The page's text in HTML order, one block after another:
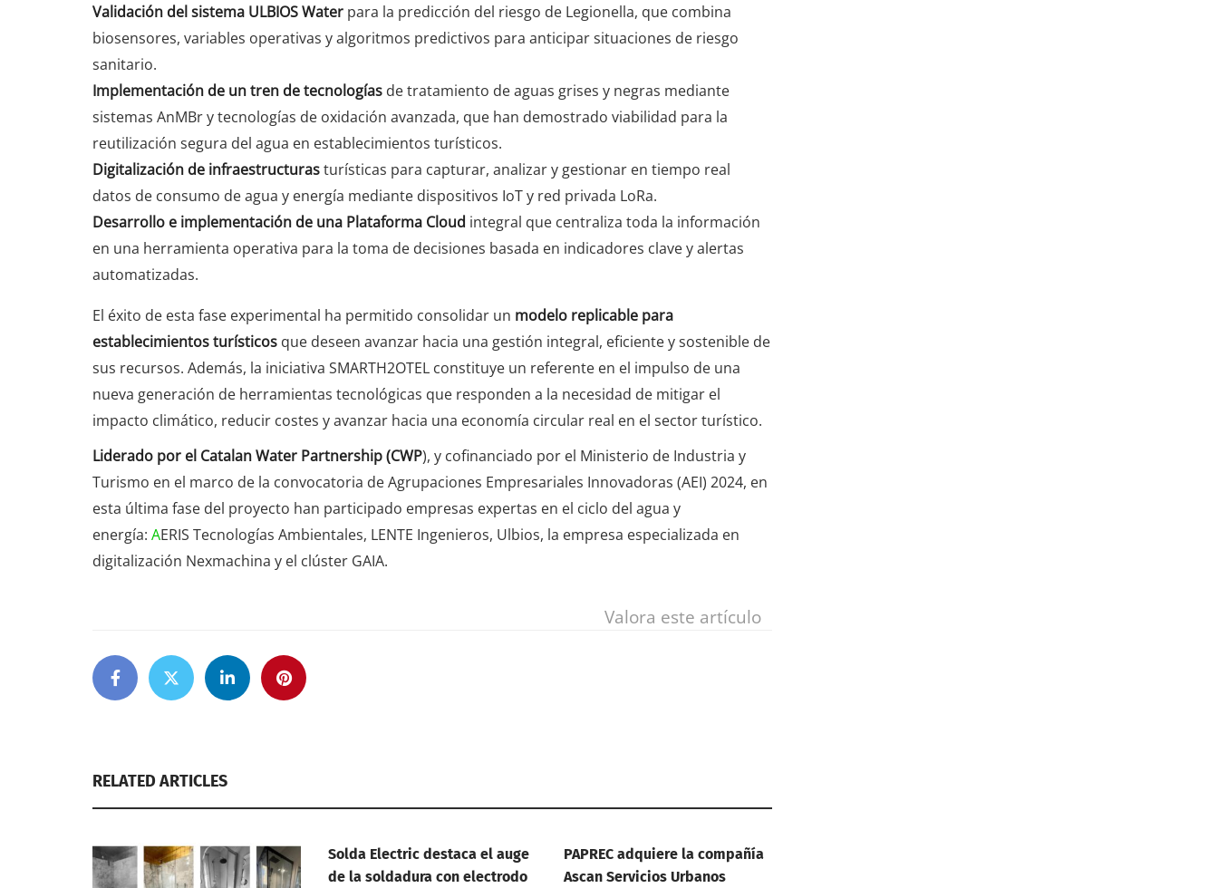
Validación del sistema ULBIOS Water para la predicción del riesgo de Legionella, que combina
biosensores, variables operativas y algoritmos predictivos para anticipar situaciones de riesgo
sanitario.
Implementación de un tren de tecnologías de tratamiento de aguas grises y negras mediante
sistemas AnMBr y tecnologías de oxidación avanzada, que han demostrado viabilidad para la
reutilización segura del agua en establecimientos turísticos.
Digitalización de infraestructurasturísticas para capturar, analizar y gestionar en tiempo real
datos de consumo de agua y energía mediante dispositivos IoT y red privada LoRa.
Desarrollo e implementación de una Plataforma Cloud integral que centraliza toda la información
en una herramienta operativa para la toma de decisiones basada en indicadores clave y alertas
automatizadas.
El éxito de esta fase experimental ha permitido consolidar un modelo replicable para
establecimientos turísticos que deseen avanzar hacia una gestión integral, eficiente y sostenible de
sus recursos. Además, la iniciativa SMARTH2OTEL constituye un referente en el impulso de una
nueva generación de herramientas tecnológicas que responden a la necesidad de mitigar el
impacto climático, reducir costes y avanzar hacia una economía circular real en el sector turístico.
Liderado por el Catalan Water Partnership(CWP), y cofinanciado por el Ministerio de Industria y
Turismo en el marco de la convocatoria de Agrupaciones Empresariales Innovadoras (AEI) 2024, en
esta última fase del proyecto han participado empresas expertas en el ciclo del agua y
energía: AERIS Tecnologías Ambientales, LENTE Ingenieros, Ulbios, la empresa especializada en
digitalización Nexmachina y el clúster GAIA.
Valora este artículo
RELATED ARTICLES
Solda Electric destaca el auge
de la soldadura con electrodo
PAPREC adquiere la compañía
Ascan Servicios Urbanos